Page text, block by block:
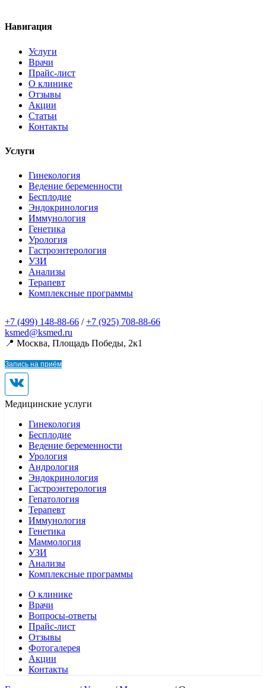
Навигация
Услуги
Врачи
Прайс-лист
О клинике
Отзывы
Акции
Статьи
Контакты
Услуги
Гинекология
Ведение беременности
Бесплодие
Эндокринология
Иммунология
Генетика
Урология
Гастроэнтерология
УЗИ
Анализы
Терапевт
Комплексные программы
+7 (499) 148-88-66 /+7 (925) 708-88-66
ksmed@ksmed.ru
📍 Москва, Площадь Победы, 2к1
Запись на приём
Медицинские услуги
Гинекология
Бесплодие
Ведение беременности
Урология
Андрология
Эндокринология
Гастроэнтерология
Гепатология
Терапевт
Иммунология
Генетика
Маммология
УЗИ
Анализы
Комплексные программы
О клинике
Врачи
Вопросы-ответы
Прайс-лист
Отзывы
Фотогалерея
Акции
Контакты